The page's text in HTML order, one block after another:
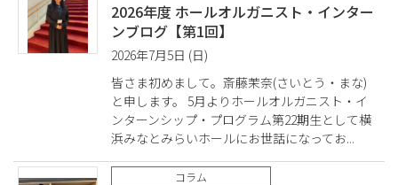
2026年度 ホールオルガニスト・インター
ンブログ【第1回】
2026年7月5日 (日)
皆さま初めまして。斎藤茉奈(さいとう・まな)
と申します。 5月よりホールオルガニスト・イ
ンターンシップ・プログラム第22期生として横
浜みなとみらいホールにお世話になってお
コラム